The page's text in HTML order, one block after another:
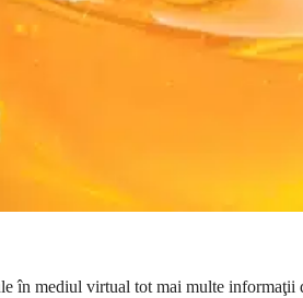
în mediul virtual tot mai multe informaţii